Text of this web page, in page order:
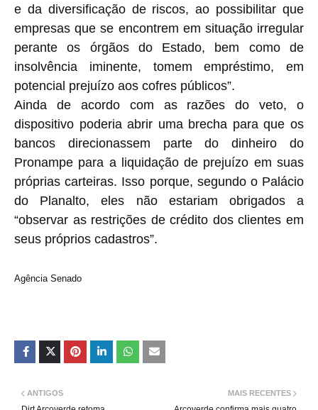
e da diversificação de riscos, ao possibilitar que
empresas que se encontrem em situação irregular
perante os órgãos do Estado, bem como de
insolvência iminente, tomem empréstimo, em
potencial prejuízo aos cofres públicos”.
Ainda de acordo com as razões do veto, o
dispositivo poderia abrir uma brecha para que os
bancos direcionassem parte do dinheiro do
Pronampe para a liquidação de prejuízo em suas
próprias carteiras. Isso porque, segundo o Palácio
do Planalto, eles não estariam obrigados a
“observar as restrições de crédito dos clientes em
seus próprios cadastros”.
Agência Senado
MAIS RECENTES
ANTIGOS